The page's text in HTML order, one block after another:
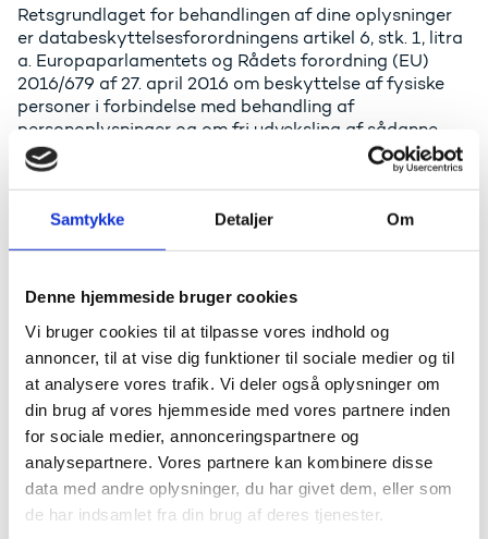
Samtykke Detaljer Om
Denne hjemmeside bruger cookies
Vi bruger cookies til at tilpasse vores indhold og
annoncer, til at vise dig funktioner til sociale medier og til
at analysere vores trafik. Vi deler også oplysninger om
din brug af vores hjemmeside med vores partnere inden
for sociale medier, annonceringspartnere og
analysepartnere. Vores partnere kan kombinere disse
data med andre oplysninger, du har givet dem, eller som
de har indsamlet fra din brug af deres tjenester.
Retsgrundlaget for behandlingen af dine oplysninger
er databeskyttelsesforordningens artikel 6, stk. 1, litra
a. Europaparlamentets og Rådets forordning (EU)
2016/679 af 27. april 2016 om beskyttelse af fysiske
personer i forbindelse med behandling af
personoplysninger og om fri udveksling af sådanne
oplysninger mv.
Hvordan vi bruger dine oplysninger
Det overordnede formål er at gennemføre
arrangementet professionelt. Dine personoplysninger
vil blandt andet fremgå af arrangementets
deltagerliste. Dine personoplysninger videregives ikke
til tredjepart.
Opbevaring af personoplysninger
Dine personoplysninger gemmes i UFS’s IT-system og
bruges efterfølgende til at kontakte dig i forbindelse